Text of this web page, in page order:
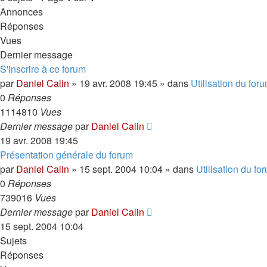
Annonces
Réponses
Vues
Dernier message
S'inscrire à ce forum
parDaniel Calin » 19 avr. 2008 19:45 » dans Utilisation du
0 Réponses
1114810 Vues
Dernier messageparDaniel Calin
19 avr. 2008 19:45
Présentation générale du forum
parDaniel Calin » 15 sept. 2004 10:04 » dans Utilisation du
0 Réponses
739016 Vues
Dernier messageparDaniel Calin
15 sept. 2004 10:04
Sujets
Réponses